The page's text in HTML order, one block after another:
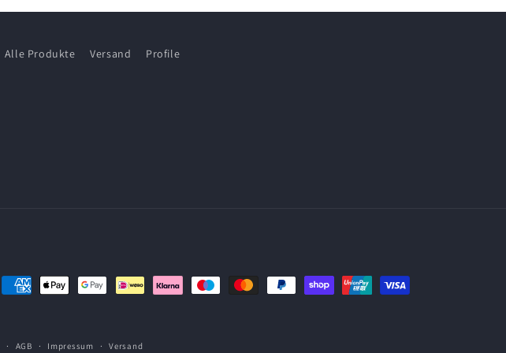
Alle Produkte Versand Profile
Zahlungsmethoden
AGB Impressum Versand